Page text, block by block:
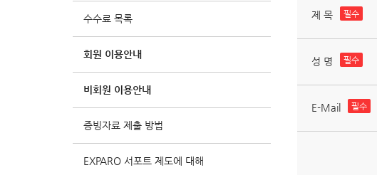
제 목 필수
성 명 필수
E-Mail 필수
수수료 목록
회원 이용안내
비회원 이용안내
증빙자료 제출 방법
EXPARO 서포트 제도에 대해